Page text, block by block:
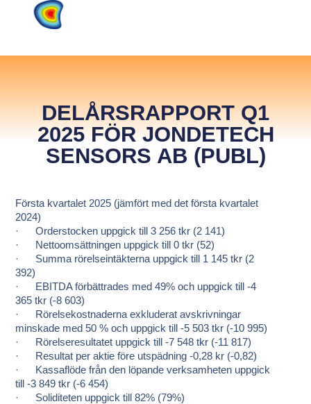
DELÅRSRAPPORT Q1
2025 FÖR JONDETECH
SENSORS AB (PUBL)
Första kvartalet 2025 (jämfört med det första kvartalet
2024)
· Orderstocken uppgick till 3 256 tkr (2 141)
· Nettoomsättningen uppgick till 0 tkr (52)
· Summa rörelseintäkterna uppgick till 1 145 tkr (2
392)
· EBITDA förbättrades med 49% och uppgick till -4
365 tkr (-8 603)
· Rörelsekostnaderna exkluderat avskrivningar
minskade med 50 % och uppgick till -5 503 tkr (-10 995)
· Rörelseresultatet uppgick till -7 548 tkr (-11 817)
· Resultat per aktie före utspädning -0,28 kr (-0,82)
· Kassaflöde från den löpande verksamheten uppgick
till -3 849 tkr (-6 454)
· Soliditeten uppgick till 82% (79%)